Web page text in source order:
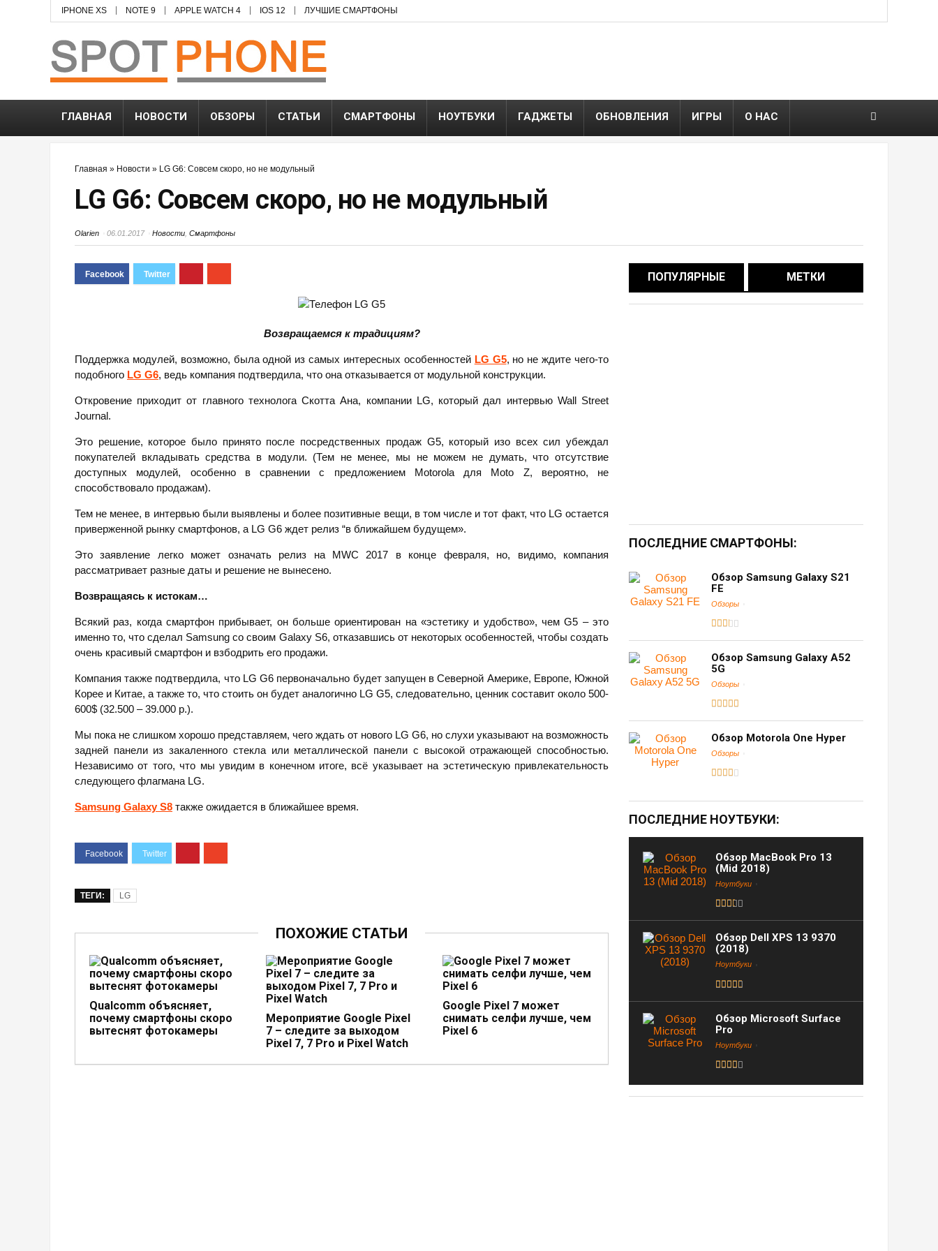
IPHONE XS NOTE 9 APPLE WATCH 4 IOS 12 ЛУЧШИЕ СМАРТФОНЫ
ГЛАВНАЯ НОВОСТИ ОБЗОРЫ СТАТЬИ СМАРТФОНЫ НОУТБУКИ ГАДЖЕТЫ ОБНОВЛЕНИЯ ИГРЫ О НАС
Главная » Новости » LG G6: Совсем скоро, но не модульный
LG G6: Совсем скоро, но не модульный
Olarien 06.01.2017 Новости Смартфоны
Возвращаемся к традициям?
Поддержка модулей, возможно, была одной из самых интересных особенностей LG G5, но не ждите чего-то
подобного LG G6, ведь компания подтвердила, что она отказывается от модульной конструкции.
Откровение приходит от главного технолога Скотта Ана, компании LG, который дал интервью Wall Street
Journal.
Это решение, которое было принято после посредственных продаж G5, который изо всех сил убеждал
покупателей вкладывать средства в модули. (Тем не менее, мы не можем не думать, что отсутствие
доступных модулей, особенно в сравнении с предложением Motorola для Moto Z, вероятно, не
способствовало продажам).
Тем не менее, в интервью были выявлены и более позитивные вещи, в том числе и тот факт, что LG остается
приверженной рынку смартфонов, а LG G6 ждет релиз “в ближайшем будущем».
Это заявление легко может означать релиз на MWC 2017 в конце февраля, но, видимо, компания
рассматривает разные даты и решение не вынесено.
Возвращаясь к истокам…
Всякий раз, когда смартфон прибывает, он больше ориентирован на «эстетику и удобство», чем G5 – это
именно то, что сделал Samsung со своим Galaxy S6, отказавшись от некоторых особенностей, чтобы создать
очень красивый смартфон и взбодрить его продажи.
Компания также подтвердила, что LG G6 первоначально будет запущен в Северной Америке, Европе, Южной
Корее и Китае, а также то, что стоить он будет аналогично LG G5, следовательно, ценник составит около 500-
600$ (32.500 – 39.000 р.).
Мы пока не слишком хорошо представляем, чего ждать от нового LG G6, но слухи указывают на возможность
задней панели из закаленного стекла или металлической панели с высокой отражающей способностью.
Независимо от того, что мы увидим в конечном итоге, всё указывает на эстетическую привлекательность
следующего флагмана LG.
Samsung Galaxy S8 также ожидается в ближайшее время.
ТЕГИ: LG
ПОХОЖИЕ СТАТЬИ
Qualcomm объясняет,
почему смартфоны скоро
вытеснят фотокамеры
Мероприятие Google Pixel
7 – следите за выходом
Pixel 7, 7 Pro и Pixel Watch
Google Pixel 7 может
снимать селфи лучше, чем
Pixel 6
ПОПУЛЯРНЫЕ МЕТКИ
ПОСЛЕДНИЕ СМАРТФОНЫ:
Обзор Samsung Galaxy S21
FE
Обзоры
Обзор Samsung Galaxy A52
5G
Обзоры
Обзор Motorola One Hyper
Обзоры
ПОСЛЕДНИЕ НОУТБУКИ:
Обзор MacBook Pro 13
(Mid 2018)
Ноутбуки
Обзор Dell XPS 13 9370
(2018)
Ноутбуки
Обзор Microsoft Surface
Pro
Ноутбуки